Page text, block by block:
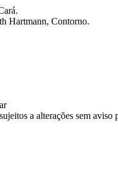
Hartmann, Contorno.
a alterações sem aviso